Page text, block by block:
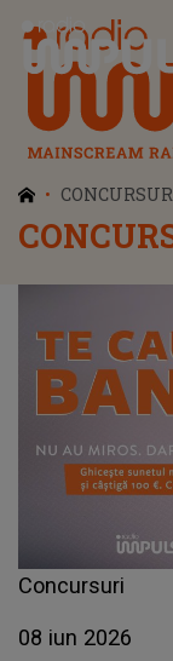
Radio Impuls
Concursuri
08 iun 2026